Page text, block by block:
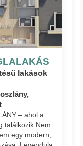
lakások
– ahol a
találkozik Nem
egy modern,
Levendula